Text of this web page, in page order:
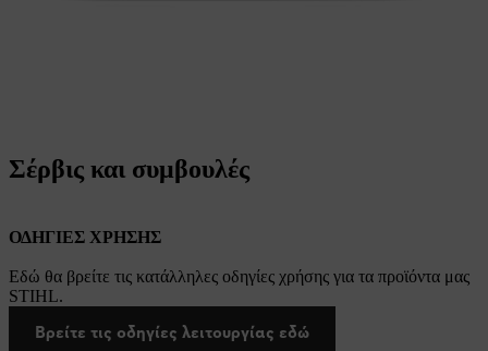
Σέρβις και συμβουλές
ΟΔΗΓΙΕΣ ΧΡΗΣΗΣ
Εδώ θα βρείτε τις κατάλληλες οδηγίες χρήσης για τα προϊόντα μας
STIHL.
Βρείτε τις οδηγίες λειτουργίας εδώ